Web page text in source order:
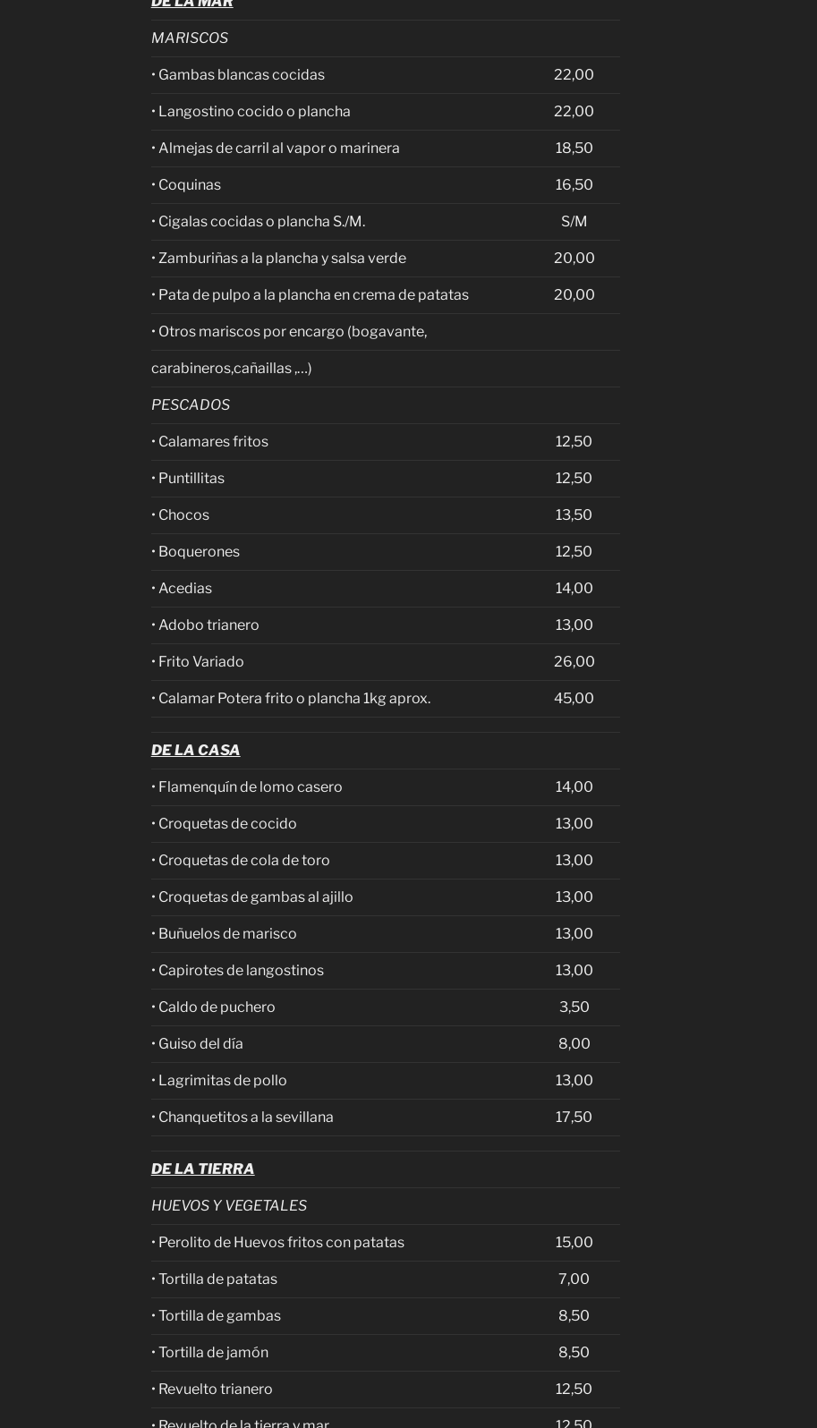
MARISCOS
• Gambas blancas cocidas 22,00
• Langostino cocido o plancha 22,00
• Almejas de carril al vapor o marinera 18,50
• Coquinas 16,50
• Cigalas cocidas o plancha S./M. S/M
• Zamburiñas a la plancha y salsa verde 20,00
• Pata de pulpo a la plancha en crema de patatas 20,00
• Otros mariscos por encargo (bogavante,
carabineros,cañaillas ,…)
PESCADOS
• Calamares fritos 12,50
• Puntillitas 12,50
• Chocos 13,50
• Boquerones 12,50
• Acedias 14,00
• Adobo trianero 13,00
• Frito Variado 26,00
• Calamar Potera frito o plancha 1kg aprox. 45,00
DE LA CASA
• Flamenquín de lomo casero 14,00
• Croquetas de cocido 13,00
• Croquetas de cola de toro 13,00
• Croquetas de gambas al ajillo 13,00
• Buñuelos de marisco 13,00
• Capirotes de langostinos 13,00
• Caldo de puchero 3,50
• Guiso del día 8,00
• Lagrimitas de pollo 13,00
• Chanquetitos a la sevillana 17,50
DE LA TIERRA
HUEVOS Y VEGETALES
• Perolito de Huevos fritos con patatas 15,00
• Tortilla de patatas 7,00
• Tortilla de gambas 8,50
• Tortilla de jamón 8,50
• Revuelto trianero 12,50